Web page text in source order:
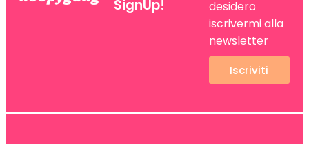
SignUp!
desidero
iscrivermi alla
newsletter
Iscriviti